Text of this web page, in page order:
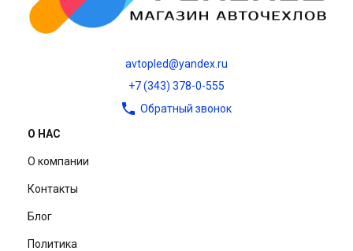
avtopled@yandex.ru
+7 (343) 378-0-555
Обратный звонок
О НАС
О компании
Контакты
Блог
Политика